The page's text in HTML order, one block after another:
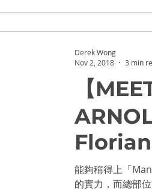
【
能夠稱得上「
的實力，而總部
Derek Wong
Nov 2, 2018
3 min